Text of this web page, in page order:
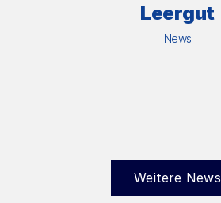
Leergut
News
Weitere News